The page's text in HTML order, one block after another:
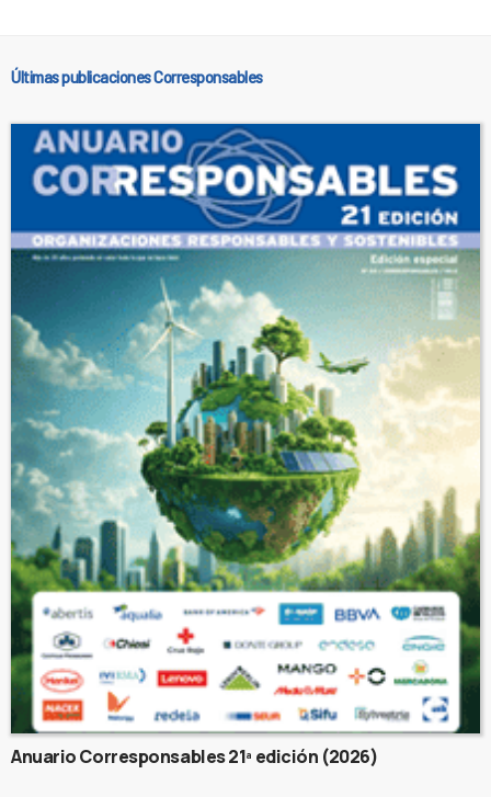
Últimas publicaciones Corresponsables
Anuario Corresponsables 21ª edición (2026)